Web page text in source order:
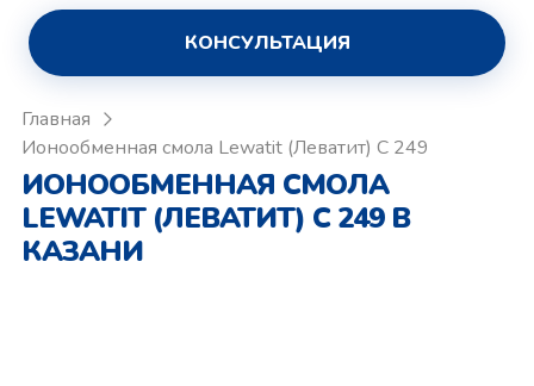
КОНСУЛЬТАЦИЯ
Главная
Ионообменная смола Lewatit (Леватит) C 249
ИОНООБМЕННАЯ СМОЛА
LEWATIT (ЛЕВАТИТ) C 249 В
КАЗАНИ